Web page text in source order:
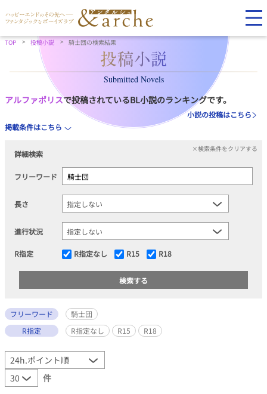
TOP 投稿小説 騎士団の検索結果
Submitted Novels
アルファポリスで投稿されているBL小説のランキングです。
小説の投稿はこちら
掲載条件はこちら
詳細検索
×検索条件をクリアする
フリーワード
長さ
進行状況
R指定 R指定なし R15 R18
フリーワード
騎士団
R指定
R指定なし R15 R18
件